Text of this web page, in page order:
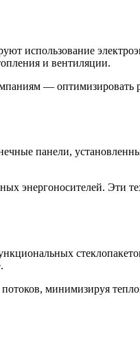
использование
и вентиляции.
— оптимизировать
панели,
энергоносителей. Эти
минимизируя